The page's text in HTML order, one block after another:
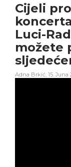
Cijeli
Luci-
možete
Adna Brkić, 15. Juna